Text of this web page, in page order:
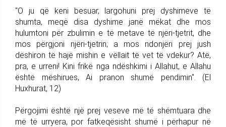
"O ju që keni besuar, largohuni prej dyshimeve të
shumta, meqë disa dyshime janë mëkat dhe mos
hulumtoni për zbulimin e të metave të njëri-tjetrit, dhe
mos përgjoni njëri-tjetrin; a mos ndonjëri prej jush
dëshiron të hajë mishin e vëllait të vet të vdekur? Atë,
pra, e urreni! Kini frikë nga ndëshkimi i Allahut, e Allahu
është mëshirues, Ai pranon shumë pendimin". (El
Huxhurat, 12)
Përgojimi është një prej veseve më të shëmtuara dhe
më të urryera, por fatkeqësisht shumë i përhapur në